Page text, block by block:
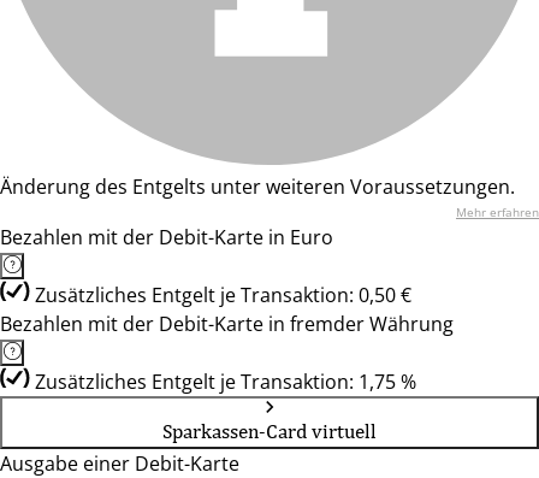
Änderung des Entgelts unter weiteren Voraussetzungen.
Mehr erfahren
Bezahlen mit der Debit-Karte in Euro
Zusätzliches Entgelt je Transaktion: 0,50 €
Bezahlen mit der Debit-Karte in fremder Währung
Zusätzliches Entgelt je Transaktion: 1,75 %
Sparkassen-Card virtuell
Ausgabe einer Debit-Karte